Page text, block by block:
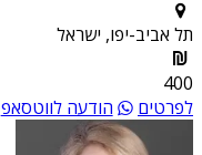
תל אביב-יפו, ישראל
400
לפרטים
הודעה לווטסאפ